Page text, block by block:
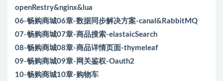
openRestry&nginx&lua
06-畅购商城06章-数据同步解决方案-canal&RabbitMQ
07-畅购商城07章-商品搜索-elastaicSearch
08-畅购商城08章-商品详情页面-thymeleaf
09-畅购商城09章-网关鉴权-Oauth2
10-畅购商城10章-购物车